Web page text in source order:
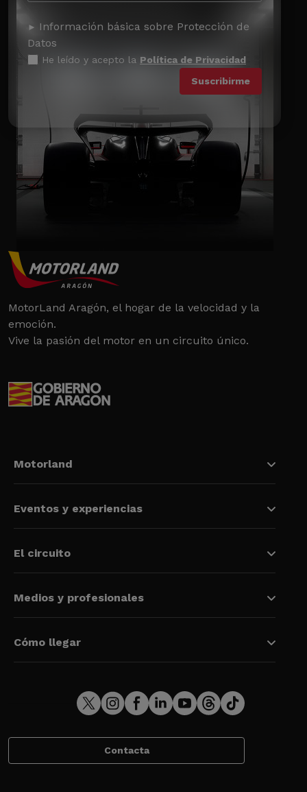
Información básica sobre Protección de
Datos
He leído y acepto la Política de Privacidad
MotorLand Aragón, el hogar de la velocidad y la
emoción.
Vive la pasión del motor en un circuito único.
Motorland
Eventos y experiencias
El circuito
Medios y profesionales
Cómo llegar
Contacta